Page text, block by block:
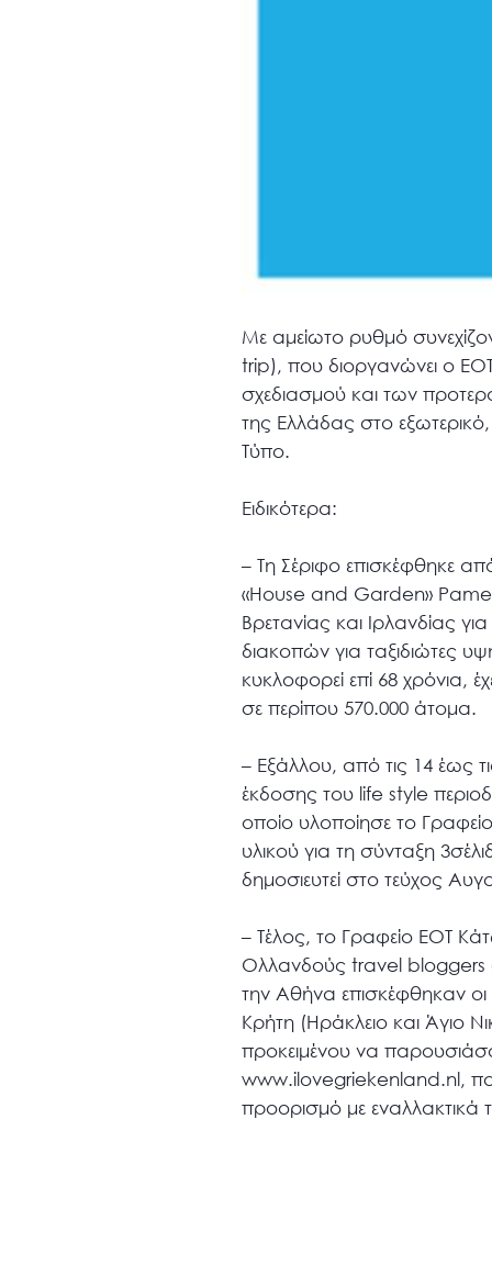
Με αμείωτο ρυθμό
trip), που διοργανώνει ο
σχεδιασμού και των
της Ελλάδας στο
Τύπο.
Ειδικότερα:
– Τη Σέριφο επισκέφθηκε
«House and Garden»
Βρετανίας και Ιρλανδίας
διακοπών για ταξιδιώτες
κυκλοφορεί επί 68 χρόνια,
σε περίπου 570.000 άτομα.
– Εξάλλου, από τις 14 έως
έκδοσης του life style
οποίο υλοποίησε το
υλικού για τη σύνταξη
δημοσιευτεί στο τεύχος
– Τέλος, το Γραφείο ΕΟΤ
Ολλανδούς travel bloggers
την Αθήνα επισκέφθηκαν
Κρήτη (Ηράκλειο και
προκειμένου να
www.ilovegriekenland.nl,
προορισμό με εναλλακτικά